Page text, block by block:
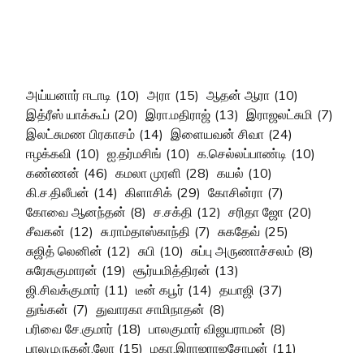
அய்யனார் ஈடாடி (10) அரா (15) ஆதன் ஆரா (10)
இத்ரீஸ் யாக்கூப் (20) இரா.மதிராஜ் (13) இராஜலட்சுமி (7)
இலட்சுமண பிரகாசம் (14) இளையவன் சிவா (24)
ஈழக்கவி (10) ஐ.தர்மசிங் (10) க.செல்லப்பாண்டி (10)
கண்ணன் (46) கமலா முரளி (28) கயல் (10)
கி.ச.திலீபன் (14) கிளாசிக் (29) கோசின்ரா (7)
கோவை ஆனந்தன் (8) ச.சக்தி (12) சரிதா ஜோ (20)
சீவகன் (12) சு.ராம்தாஸ்காந்தி (7) சுகதேவ் (25)
சுஜித் லெனின் (12) சுபி (10) சுப்பு அருணாச்சலம் (8)
சுரேசுகுமாரன் (19) சூர்யமித்திரன் (13)
ஜி.சிவக்குமார் (11) டீன் கபூர் (14) தயாஜி (37)
துங்கன் (7) துவாரகா சாமிநாதன் (8)
பரிவை சே.குமார் (18) பாலகுமார் விஜயராமன் (8)
பாலமுருகன்.லோ (15) மகா.இராஜராஜசோழன் (11)